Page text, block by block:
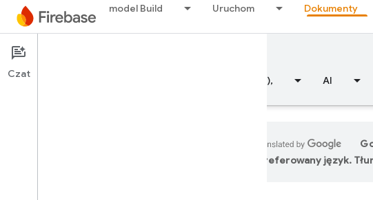
model Build Uruchom Dokumenty
Documentation
Przegląd Fundamentals (Podstawowe informacje), AI
preferowany język.
Czat